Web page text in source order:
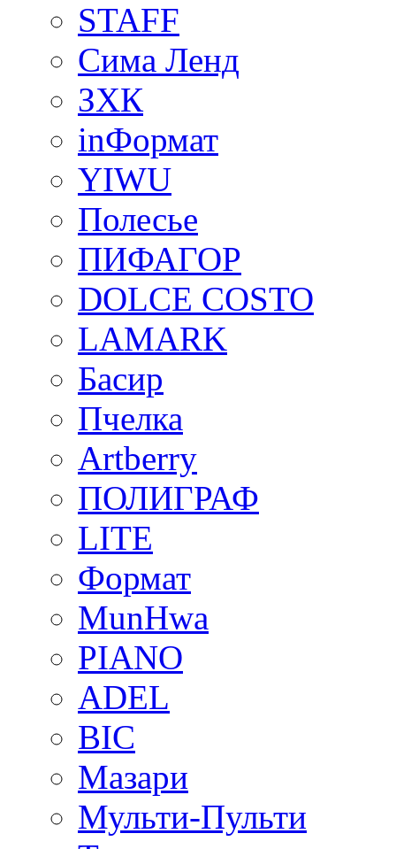
STAFF
Сима Ленд
ЗХК
inФормат
YIWU
Полесье
ПИФАГОР
DOLCE COSTO
LAMARK
Басир
Пчелка
Artberry
ПОЛИГРАФ
LITE
Формат
MunHwa
PIANO
ADEL
BIC
Мазари
Мульти-Пульти